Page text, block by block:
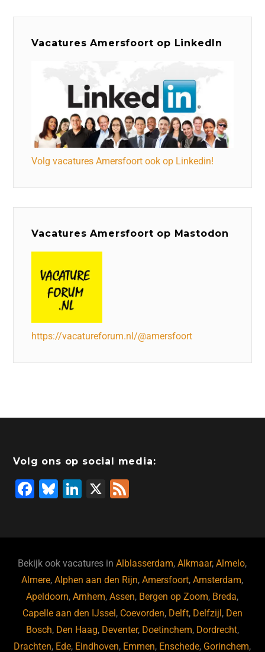
Vacatures Amersfoort op LinkedIn
Volg vacatures Amersfoort ook op Linkedin!
Vacatures Amersfoort op Mastodon
https://vacatureforum.nl/@amersfoort
Volg ons op social media:
F
b
o
o
k
Bl
ky
Li
dI
n
X
Bekijk ook vacatures inAlblasserdam,Alkmaar,Almelo,
Almere,Alphen aan den Rijn,Amersfoort,Amsterdam,
Apeldoorn,Arnhem,Assen, Bergen op Zoom, Breda,
Capelle aan den IJssel, Coevorden, Delft, Delfzijl, Den
Bosch, Den Haag, Deventer, Doetinchem, Dordrecht,
Drachten, Ede, Eindhoven, Emmen, Enschede, Gorinchem,